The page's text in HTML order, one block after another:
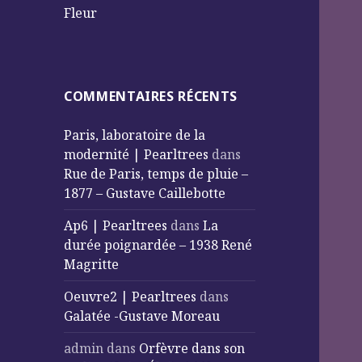
Fleur
COMMENTAIRES RÉCENTS
Paris, laboratoire de la
modernité | Pearltrees dans
Rue de Paris, temps de pluie –
1877 – Gustave Caillebotte
Ap6 | Pearltrees dansLa
durée poignardée – 1938 René
Magritte
Oeuvre2 | Pearltrees dans
Galatée -Gustave Moreau
admin dans Orfèvre dans son